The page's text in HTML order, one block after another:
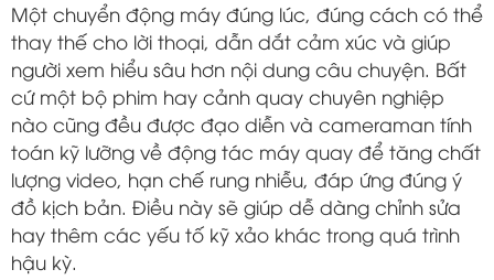
Một chuyển động máy đúng lúc, đúng cách có thể
thay thế cho lời thoại, dẫn dắt cảm xúc và giúp
người xem hiểu sâu hơn nội dung câu chuyện. Bất
cứ một bộ phim hay cảnh quay chuyên nghiệp
nào cũng đều được đạo diễn và cameraman tính
toán kỹ lưỡng về động tác máy quay để tăng chất
lượng video, hạn chế rung nhiễu, đáp ứng đúng ý
đồ kịch bản. Điều này sẽ giúp dễ dàng chỉnh sửa
hay thêm các yếu tố kỹ xảo khác trong quá trình
hậu kỳ.